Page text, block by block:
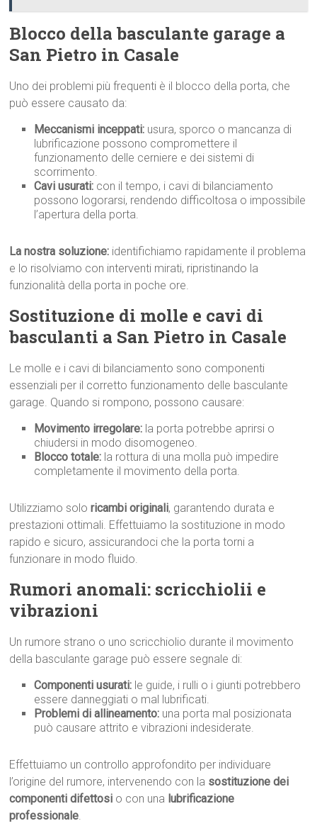
Blocco della basculante garage a
San Pietro in Casale
Uno dei problemi più frequenti è il blocco della porta, che
può essere causato da:
Meccanismi inceppati: usura, sporco o mancanza di
lubrificazione possono compromettere il
funzionamento delle cerniere e dei sistemi di
scorrimento.
Cavi usurati: con il tempo, i cavi di bilanciamento
possono logorarsi, rendendo difficoltosa o impossibile
l’apertura della porta.
La nostra soluzione: identifichiamo rapidamente il problema
e lo risolviamo con interventi mirati, ripristinando la
funzionalità della porta in poche ore.
Sostituzione di molle e cavi di
basculanti a San Pietro in Casale
Le molle e i cavi di bilanciamento sono componenti
essenziali per il corretto funzionamento delle basculante
garage. Quando si rompono, possono causare:
Movimento irregolare: la porta potrebbe aprirsi o
chiudersi in modo disomogeneo.
Blocco totale: la rottura di una molla può impedire
completamente il movimento della porta.
Utilizziamo soloricambi originali, garantendo durata e
prestazioni ottimali. Effettuiamo la sostituzione in modo
rapido e sicuro, assicurandoci che la porta torni a
funzionare in modo fluido.
Rumori anomali: scricchiolii e
vibrazioni
Un rumore strano o uno scricchiolio durante il movimento
della basculante garage può essere segnale di:
Componenti usurati: le guide, i rulli o i giunti potrebbero
essere danneggiati o mal lubrificati.
Problemi di allineamento: una porta mal posizionata
può causare attrito e vibrazioni indesiderate.
Effettuiamo un controllo approfondito per individuare
l’origine del rumore, intervenendo con la sostituzione dei
componenti difettosi o con una lubrificazione
professionale.